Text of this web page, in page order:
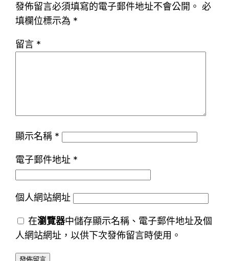
發佈留言必須填寫的電子郵件地址不會公開。 必
填欄位標示為 *
留言 *
顯示名稱 *
電子郵件地址 *
個人網站網址
在瀏覽器中儲存顯示名稱、電子郵件地址及個
人網站網址，以供下次發佈留言時使用。